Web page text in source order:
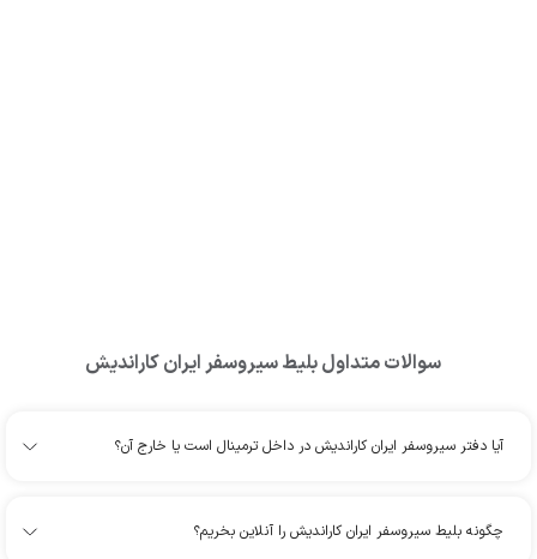
سوالات متداول بلیطسیروسفر ایران کاراندیش
آیا دفتر سیروسفر ایران کاراندیش در داخل ترمینال است یا خارج آن؟
چگونه بلیط سیروسفر ایران کاراندیش را آنلاین بخریم؟